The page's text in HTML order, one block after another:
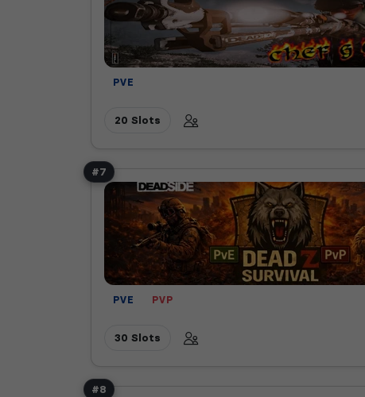
PVE
20 Slots
#7
PVE PVP
30 Slots
#8